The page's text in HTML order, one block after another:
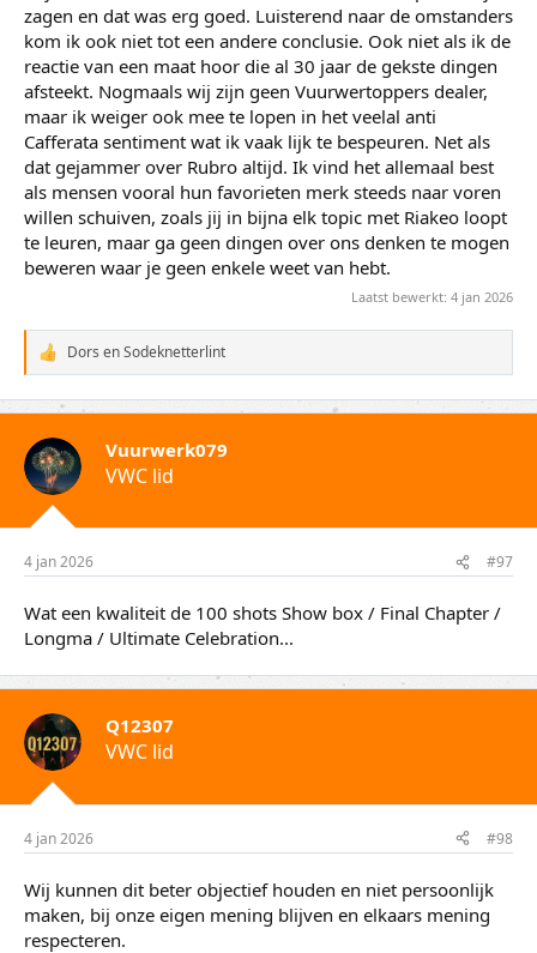
zagen en dat was erg goed. Luisterend naar de omstanders
kom ik ook niet tot een andere conclusie. Ook niet als ik de
reactie van een maat hoor die al 30 jaar de gekste dingen
afsteekt. Nogmaals wij zijn geen Vuurwertoppers dealer,
maar ik weiger ook mee te lopen in het veelal anti
Cafferata sentiment wat ik vaak lijk te bespeuren. Net als
dat gejammer over Rubro altijd. Ik vind het allemaal best
als mensen vooral hun favorieten merk steeds naar voren
willen schuiven, zoals jij in bijna elk topic met Riakeo loopt
te leuren, maar ga geen dingen over ons denken te mogen
beweren waar je geen enkele weet van hebt.
Laatst bewerkt: 4 jan 2026
W
a
a
r
d
e
r
i
n
e
n
Dors enSodeknetterlint
Vuurwerk079
VWC lid
4 jan 2026 #97
Wat een kwaliteit de 100 shots Show box / Final Chapter /
Longma / Ultimate Celebration...
Q12307
VWC lid
4 jan 2026 #98
Wij kunnen dit beter objectief houden en niet persoonlijk
maken, bij onze eigen mening blijven en elkaars mening
respecteren.